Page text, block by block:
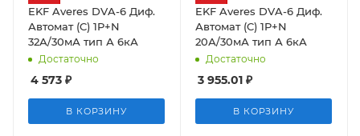
EKF Averes DVA-6 Диф.
Автомат (C) 1P+N
32А/30мА тип А 6кА
Достаточно
4 573 ₽
В КОРЗИНУ
EKF Averes DVA-6 Диф.
Автомат (C) 1P+N
20А/30мА тип А 6кА
Достаточно
3 955.01 ₽
В КОРЗИНУ